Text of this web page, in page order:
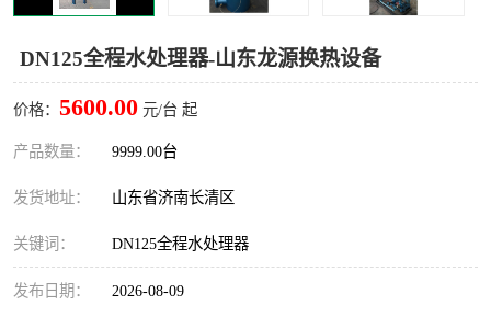
DN125全程水处理器-山东龙源换热设备
价格： 5600.00 元/台 起
产品数量： 9999.00台
发货地址： 山东省济南长清区
关键词： DN125全程水处理器
发布日期： 2026-08-09